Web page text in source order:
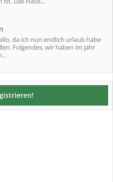
da ich nun endlich urlaub habe
Folgendes, wir haben im Jahr